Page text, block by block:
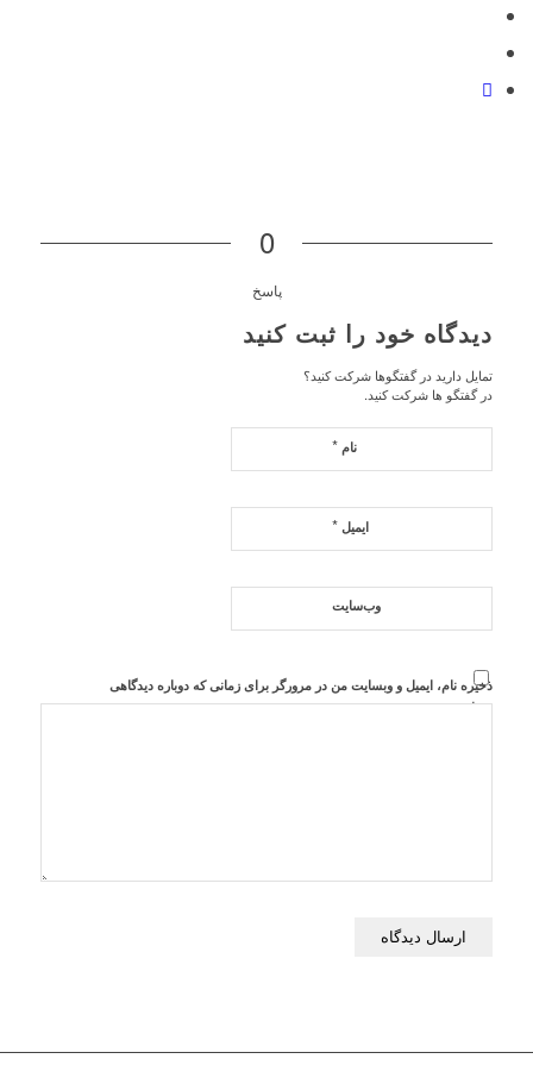
0
پاسخ
دیدگاه خود را ثبت کنید
تمایل دارید در گفتگوها شرکت کنید؟
در گفتگو ها شرکت کنید.
نام*
ایمیل*
وب‌سایت
ذخیره نام، ایمیل و وبسایت من در مرورگر برای زمانی که دوباره دیدگاهی
می‌نویسم.